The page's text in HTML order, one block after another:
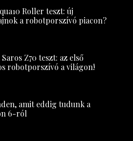
Roller teszt: új
a robotporszívó piacon?
Z70 teszt: az első
robotporszívó a világon!
amit eddig tudunk a
6-ról